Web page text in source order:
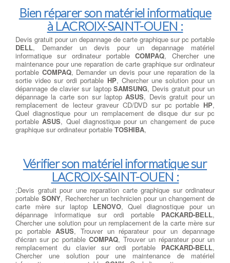
Bien réparer son matériel informatique
à LACROIX-SAINT-OUEN :
Devis gratuit pour un depannage de carte graphique sur pc portable
DELL, Demander un devis pour un depannage matériel
informatique sur ordinateur portableCOMPAQ, Chercher une
maintenance pour une reparation de carte graphique sur ordinateur
portable COMPAQ, Demander un devis pour une reparation de la
sortie video sur ordi portable HP, Chercher une solution pour un
dépannage de clavier sur laptopSAMSUNG, Devis gratuit pour un
dépannage la carte son sur laptopASUS, Devis gratuit pour un
remplacement de lecteur graveur CD/DVD sur pc portable HP,
Quel diagnostique pour un remplacement de disque dur sur pc
portableASUS, Quel diagnostique pour un changement de puce
graphique sur ordinateur portable TOSHIBA,
Vérifier son matériel informatique sur
LACROIX-SAINT-OUEN :
;Devis gratuit pour une reparation carte graphique sur ordinateur
portable SONY, Rechercher un technicien pour un changement de
carte mère sur laptop LENOVO, Quel diagnostique pour un
dépannage informatique sur ordi portable PACKARD-BELL,
Chercher une solution pour un remplacement de la carte mère sur
pc portable ASUS, Trouver un réparateur pour un depannage
d'écran sur pc portable COMPAQ, Trouver un réparateur pour un
remplacement du clavier sur ordi portable PACKARD-BELL,
Chercher une solution pour une maintenance de matériel